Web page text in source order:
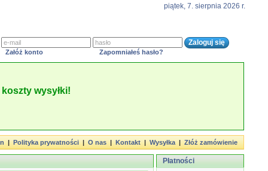
piątek, 7. sierpnia 2026 r.
Załóż konto Zapomniałeś hasło?
wysyłki!
|Polityka prywatności|O nas|Kontakt|Wysyłka|Złóż zamówienie
Płatności